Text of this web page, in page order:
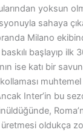
yoksun
sahaya
Milano
başlayıp ilk
ise katı bir
Inter’in bu
oldukça